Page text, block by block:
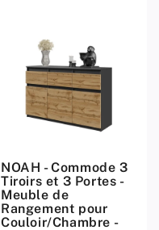
NOAH - Commode 3
Tiroirs et 3 Portes -
Meuble de
Rangement pour
Couloir/Chambre -